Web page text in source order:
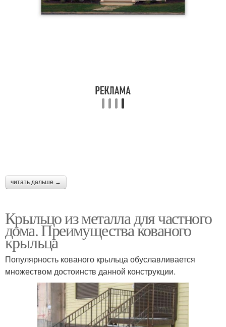
Крыльца из бетона Крыльца к дому
Крыльцо в частном
доме
Закрытые крыльца
Решения для закрытого
крыльца
Красивое крыльцо
Фундамент под
читать дальше →
Крыльцо из металла для частного
дома. Преимущества кованого
крыльца
Популярность кованого крыльца обуславливается
множеством достоинств данной конструкции.